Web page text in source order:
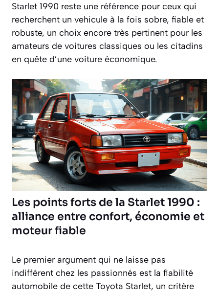
Starlet 1990 reste une référence pour ceux qui
recherchent un vehicule à la fois sobre, fiable et
robuste, un choix encore très pertinent pour les
amateurs de voitures classiques ou les citadins
en quête d’une voiture économique.
Les points forts de la Starlet 1990 :
alliance entre confort, économie et
moteur fiable
Le premier argument qui ne laisse pas
indifférent chez les passionnés est la fiabilité
automobile de cette Toyota Starlet, un critère